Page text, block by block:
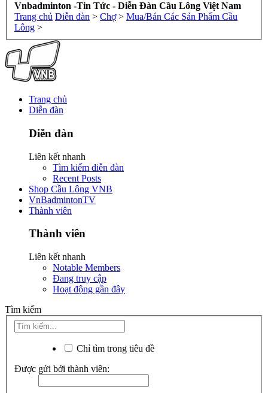
Vnbadminton -Tin Tức - Diễn Đàn Cầu Lông Việt Nam
Trang chủ Diễn đàn > Chợ > Mua/Bán Các Sản Phẩm Cầu
Lông >
Trang chủ
Diễn đàn
Diễn đàn
Liên kết nhanh
Tìm kiếm diễn đàn
Recent Posts
Shop Cầu Lông VNB
VnBadmintonTV
Thành viên
Thành viên
Liên kết nhanh
Notable Members
Đang truy cập
Hoạt động gần đây
Tìm kiếm
Chỉ tìm trong tiêu đề
Được gửi bởi thành viên: